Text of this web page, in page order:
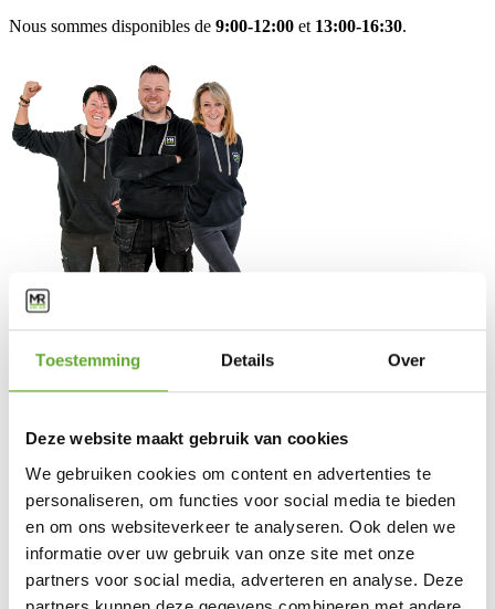
Toestemming Details Over
Deze website maakt gebruik van cookies
We gebruiken cookies om content en advertenties te
personaliseren, om functies voor social media te bieden
en om ons websiteverkeer te analyseren. Ook delen we
informatie over uw gebruik van onze site met onze
partners voor social media, adverteren en analyse. Deze
Nous sommes disponibles de 9:00-12:00 et 13:00-16:30.
Solutions
Bornes de recharge industrielles
BESS
Energy Management System
FAQ
Législation
Entretien & garantie
Demander des conseils
MR Solar
À propos de nous